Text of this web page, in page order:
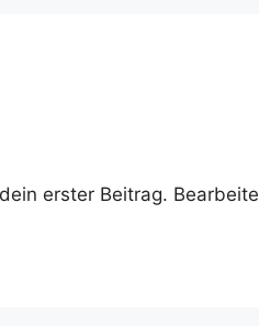
erster Beitrag.